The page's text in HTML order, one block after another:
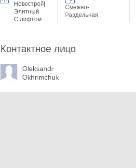
Новострой|
Элитный
С лифтом
Смежно-
Раздельная
Контактное лицо
Oleksandr
Okhrimchuk